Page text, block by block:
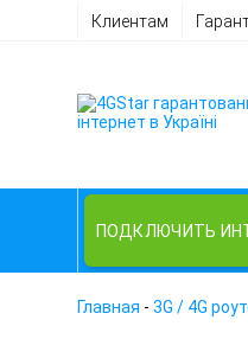
Клиентам
ПОДКЛЮЧИТЬ
Главная - 3G / 4G